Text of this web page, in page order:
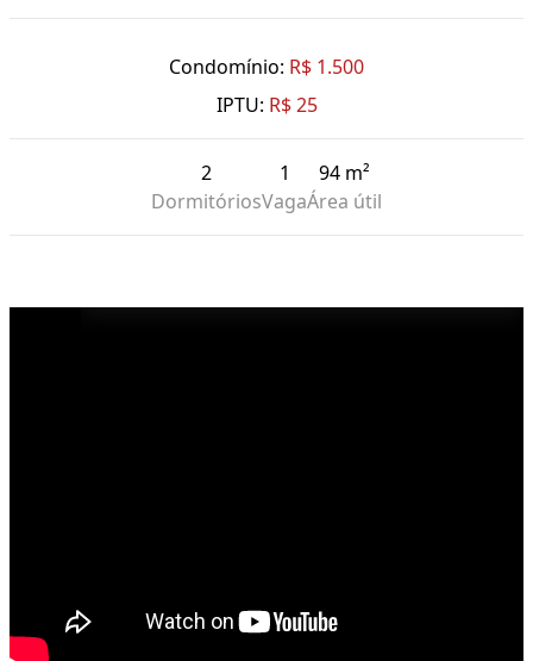
Condomínio: R$ 1.500
IPTU: R$ 25
2
Dormitórios
1
Vaga
94 m²
Área útil